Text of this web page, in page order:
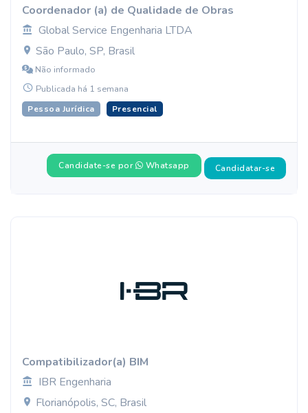
Coordenador (a) de Qualidade de Obras
Global Service Engenharia LTDA
São Paulo, SP, Brasil
Não informado
Publicada há 1 semana
Pessoa Jurídica Presencial
Candidate-se por Whatsapp Candidatar-se
Compatibilizador(a) BIM
IBR Engenharia
Florianópolis, SC, Brasil